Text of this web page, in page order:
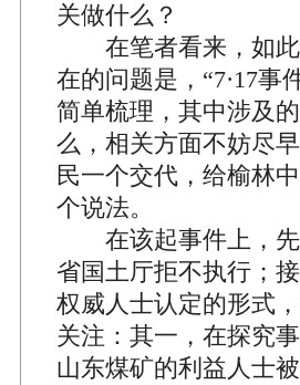
关做什么？
在笔者看来，如此
在的问题是，“7·17事
简单梳理，其中涉及
么，相关方面不妨尽
民一个交代，给榆林
个说法。
在该起事件上，先
省国土厅拒不执行；
权威人士认定的形式
关注：其一，在探究
山东煤矿的利益人士